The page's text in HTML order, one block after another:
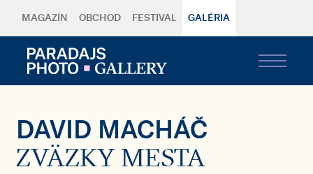
MAGAZÍN OBCHOD FESTIVAL GALÉRIA
DAVID MACHÁČ
ZVÄZKY MESTA